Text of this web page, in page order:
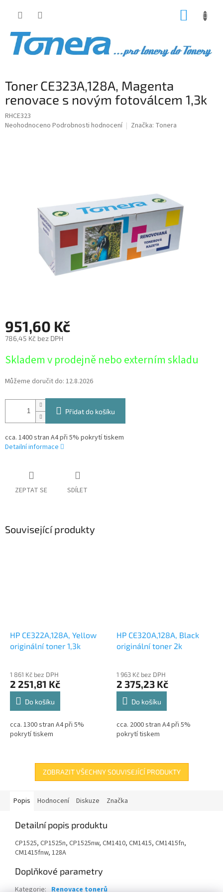
Toner CE323A,128A, Magenta
renovace s novým fotoválcem 1,3k
RHCE323
Průměrné
Neohodnoceno Podrobnosti hodnocení Značka: Tonera
951,60 Kč
786,45 Kč bez DPH
cena:
Skladem v prodejně nebo externím skladu
Můžeme doručit do: 12.8.2026
Přidat do košíku
cca. 1400 stran A4 při 5% pokrytí tiskem
Detailní informace
ZEPTAT SE SDÍLET
Související produkty
HP CE322A,128A, Yellow
originální toner 1,3k
1 861 Kč bez DPH
2 251,81 Kč
Do košíku
cca. 1300 stran A4 při 5%
pokrytí tiskem
HP CE320A,128A, Black
originální toner 2k
1 963 Kč bez DPH
2 375,23 Kč
Do košíku
cca. 2000 stran A4 při 5%
pokrytí tiskem
ZOBRAZIT VŠECHNY SOUVISEJÍCÍ PRODUKTY
Popis Hodnocení Diskuze Značka
Detailní popis produktu
CP1525, CP1525n, CP1525nw, CM1410, CM1415, CM1415fn,
CM1415fnw, 128A
Doplňkové parametry
Kategorie: Renovace tonerů